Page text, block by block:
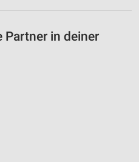
Partner in deiner